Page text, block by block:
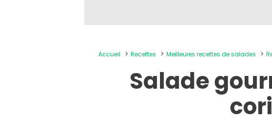
Accueil Recettes Meilleures recettes de salades
Salade